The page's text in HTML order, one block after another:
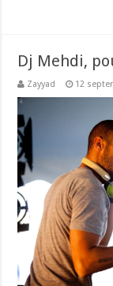
Dj Mehdi,
Zayyad 12